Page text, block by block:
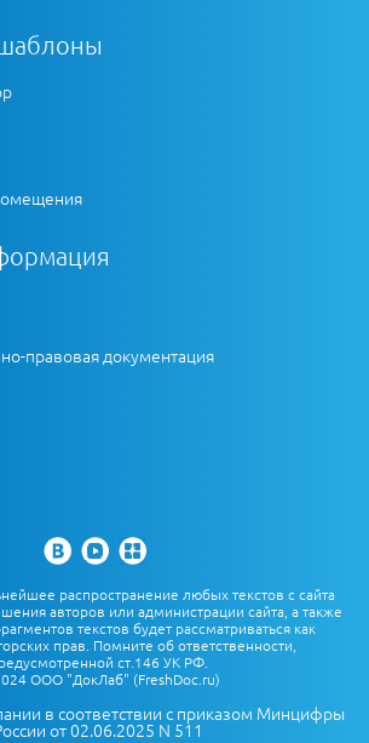
правовая документация
распространение любых текстов с сайта
авторов или администрации сайта, а также
текстов будет рассматриваться как
прав. Помните об ответственности,
ст.146 УК РФ.
ООО "ДокЛаб" (FreshDoc.ru)
в соответствии с приказом Минцифры
от 02.06.2025 N 511